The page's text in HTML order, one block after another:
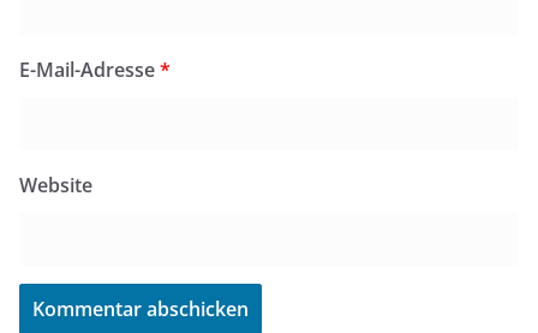
E-Mail-Adresse*
Website